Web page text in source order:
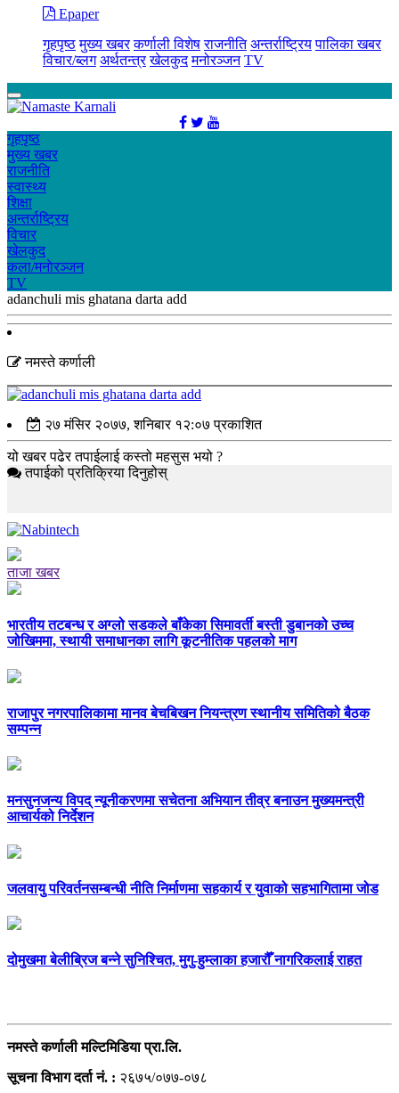
Epaper
गृहपृष्ठ मुख्य खबर कर्णाली विशेष राजनीति अन्तर्राष्ट्रिय पालिका खबर
विचार/ब्लग अर्थतन्त्र खेलकुद मनोरञ्जन TV
गृहपृष्ठ
मुख्य खबर
राजनीति
स्वास्थ्य
शिक्षा
अन्तर्राष्ट्रिय
विचार
खेलकुद
कला/मनाेरञ्जन
TV
adanchuli mis ghatana darta add
नमस्ते कर्णाली
२७ मंसिर २०७७, शनिबार १२:०७ प्रकाशित
यो खबर पढेर तपाईलाई कस्तो महसुस भयो ?
तपाईको प्रतिक्रिया दिनुहोस्
ताजा खबर
भारतीय तटबन्ध र अग्लो सडकले बाँकेका सिमावर्ती बस्ती डुबानको उच्च
जोखिममा, स्थायी समाधानका लागि कूटनीतिक पहलको माग
राजापुर नगरपालिकामा मानव बेचबिखन नियन्त्रण स्थानीय समितिको बैठक
सम्पन्न
मनसुनजन्य विपद् न्यूनीकरणमा सचेतना अभियान तीव्र बनाउन मुख्यमन्त्री
आचार्यको निर्देशन
जलवायु परिवर्तनसम्बन्धी नीति निर्माणमा सहकार्य र युवाको सहभागितामा जोड
दोमुखमा बेलीब्रिज बन्ने सुनिश्चित, मुगु-हुम्लाका हजारौँ नागरिकलाई राहत
नमस्ते कर्णाली मल्टिमिडिया प्रा.लि.
सूचना विभाग दर्ता नं. : २६७५/०७७-०७८